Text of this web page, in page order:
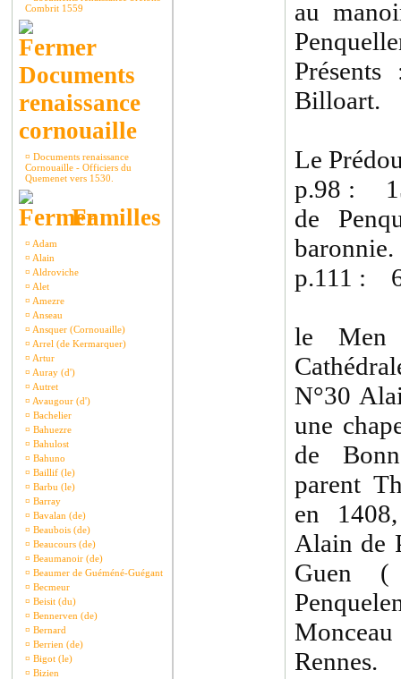
Combrit 1559
Documents
renaissance
cornouaille
¤ Documents renaissance
Cornouaille - Officiers du
Quemenet vers 1530.
Familles
¤ Adam
¤ Alain
¤ Aldroviche
¤ Alet
¤ Amezre
¤ Anseau
¤ Ansquer (Cornouaille)
¤ Arrel (de Kermarquer)
¤ Artur
¤ Auray (d')
¤ Autret
¤ Avaugour (d')
¤ Bachelier
¤ Bahuezre
¤ Bahulost
¤ Bahuno
¤ Baillif (le)
¤ Barbu (le)
¤ Barray
¤ Bavalan (de)
¤ Beaubois (de)
¤ Beaucours (de)
¤ Beaumanoir (de)
¤ Beaumer de Guéméné-Guégant
¤ Becmeur
¤ Beisit (du)
¤ Bennerven (de)
¤ Bernard
¤ Berrien (de)
¤ Bigot (le)
¤ Bizien
au
Billoart.
Le
p.98 :
de
baronnie.
p.111 :
le Men
N°30
une
de
parent
en
Alain de
Guen (
Rennes.